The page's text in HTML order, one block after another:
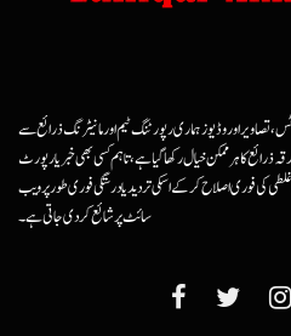
تصاویر اور وڈیوز ہماری رپورٹنگ ٹیم اور مانیٹرنگ ذرائع سے
کا ہرممکن خیال رکھا گیا ہے، تاہم کسی بھی خبر یا رپورٹ
کی فوری اصلاح کرکے اسکی تردید یا درستگی فوری طور پر ویب
سائٹ پر شائع کردی جاتی ہے۔